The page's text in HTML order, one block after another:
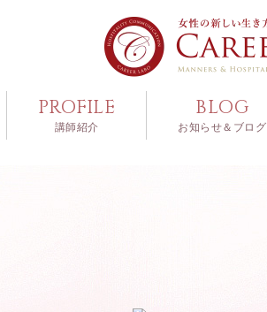
PROFILE
講師紹介
BLOG
お知らせ＆ブログ